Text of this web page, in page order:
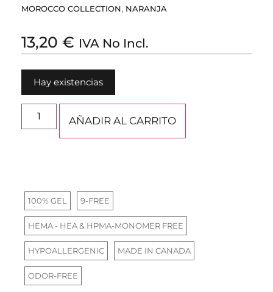
MOROCCO COLLECTION, NARANJA
13,20 € IVA No Incl.
Hay existencias
AÑADIR AL CARRITO
100% GEL 9-FREE
HEMA - HEA & HPMA-MONOMER FREE
HYPOALLERGENIC MADE IN CANADA
ODOR-FREE